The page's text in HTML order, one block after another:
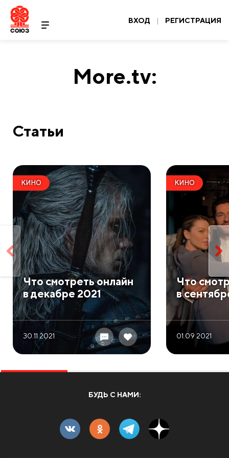
ВХОД | РЕГИСТРАЦИЯ
More.tv:
Статьи
КИНО
​Что смотреть онлайн
в декабре 2021
30.11 2021
КИНО
Что
в
01.09 2021
БУДЬ С НАМИ: